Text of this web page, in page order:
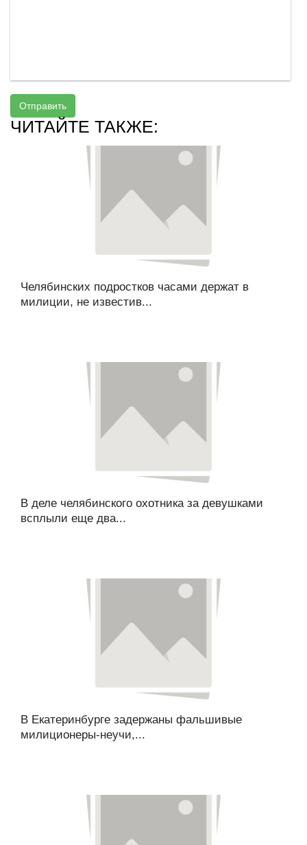
Отправить
ЧИТАЙТЕ ТАКЖЕ:
Челябинских подростков часами держат в
милиции, не известив...
В деле челябинского охотника за девушками
всплыли еще два...
В Екатеринбурге задержаны фальшивые
милиционеры-неучи,...